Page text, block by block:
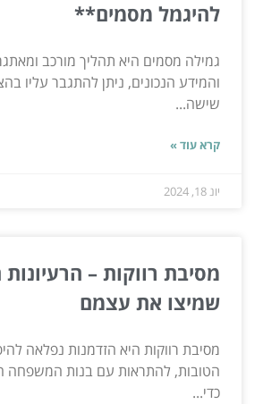
להיגמל מסמים**
גמילה מסמים היא תהליך מורכב
והמידע הנכונים, ניתן להתגבר עליו
שישה...
קרא עוד »
יונ 18, 2024
מסיבת רווקות –
שמיצו את עצמם
מסיבת רווקות היא הזדמנות נפלאה
הטובות, להתראות עם בנות המשפחה
כדי...